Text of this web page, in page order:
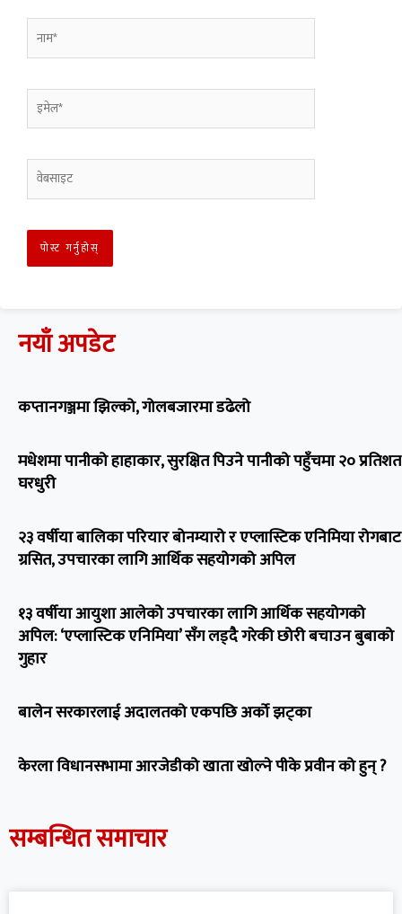
नयाँ अपडेट
कप्तानगञ्जमा झिल्को, गोलबजारमा डढेलो
मधेशमा पानीको हाहाकार, सुरक्षित पिउने पानीको पहुँचमा २० प्रतिशत
घरधुरी
२३ वर्षीया बालिका परियार बोनम्यारो र एप्लास्टिक एनिमिया रोगबाट
ग्रसित, उपचारका लागि आर्थिक सहयोगको अपिल
१३ वर्षीया आयुशा आलेको उपचारका लागि आर्थिक सहयोगको
अपिल: ‘एप्लास्टिक एनिमिया’ सँग लड्दै गरेकी छोरी बचाउन बुबाको
गुहार
बालेन सरकारलाई अदालतको एकपछि अर्को झट्का
केरला विधानसभामा आरजेडीको खाता खोल्ने पीके प्रवीन को हुन् ?
सम्बन्धित समाचार